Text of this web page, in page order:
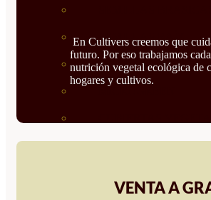
SEMILLAS RAÍZ
SEMILLAS
TIRAS DE SEMILLAS
En Cultivers creemos que
futuro. Por eso trabajamos
nutrición vegetal ecológica de
hogares y cultivos.
VENTA A